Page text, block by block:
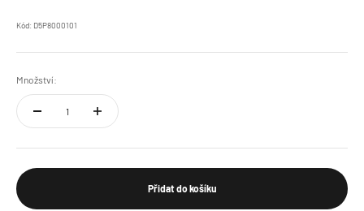
Kód: D5P8000101
Množství:
Přidat do košíku